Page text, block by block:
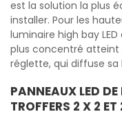
est la solution la plus
installer. Pour les
luminaire high bay
plus concentré atteint
réglette, qui diffuse sa
PANNEAUX LED
TROFFERS 2 X 2